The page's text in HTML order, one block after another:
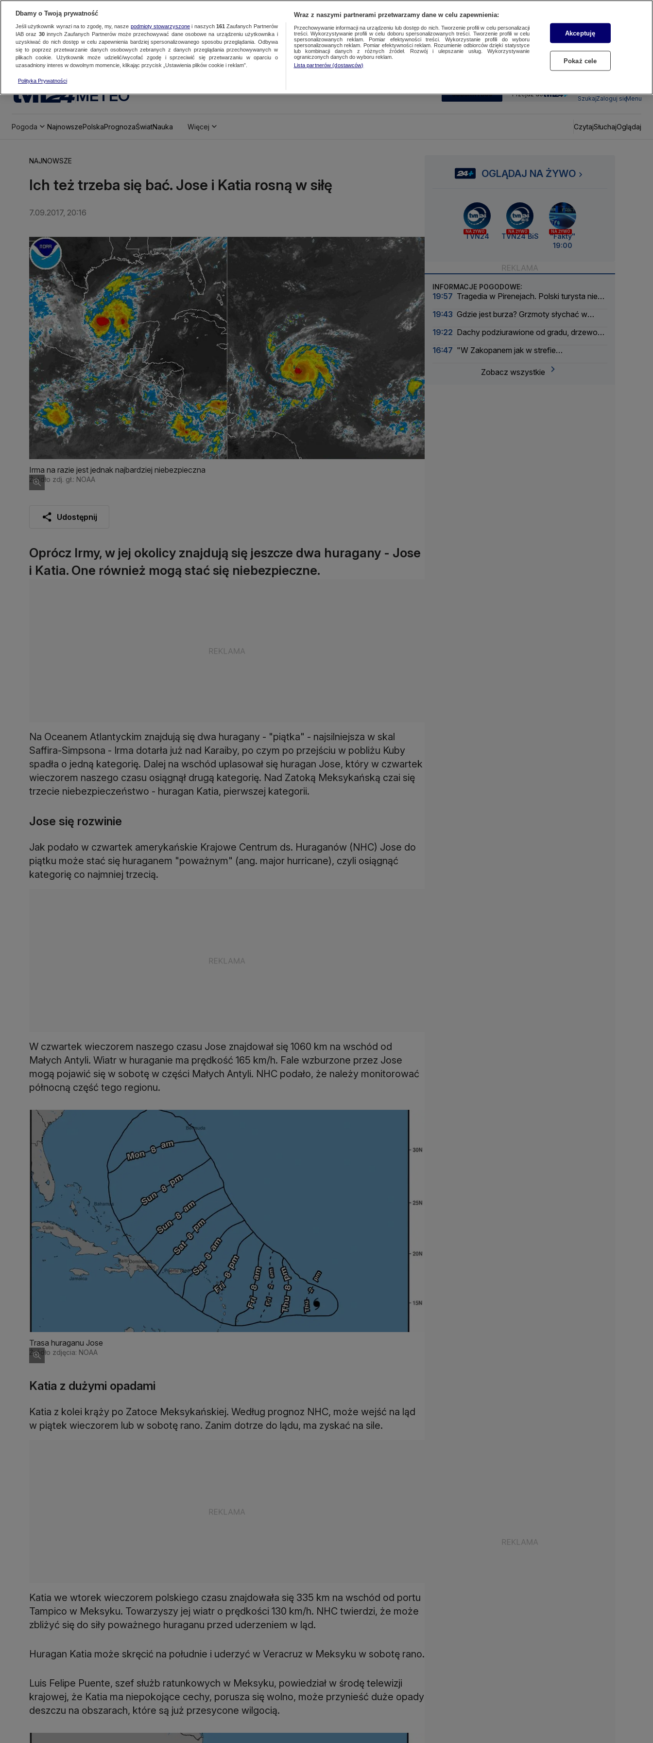
METEO SUBSKRYBUJ Przejdź do
SzukajZaloguj sięMenu
Pogoda NajnowszePolskaPrognozaŚwiatNauka Więcej CzytajSłuchajOglądaj
NAJNOWSZE
Ich też trzeba się bać. Jose i Katia rosną w siłę
7.09.2017, 20:16
Irma na razie jest jednak najbardziej niebezpieczna
Źródło zdj. gł.: NOAA
Udostępnij
Oprócz Irmy, w jej okolicy znajdują się jeszcze dwa huragany - Jose
i Katia. One również mogą stać się niebezpieczne.
Na Oceanem Atlantyckim znajdują się dwa huragany - "piątka" - najsilniejsza w skal
Saffira-Simpsona - Irma dotarła już nad Karaiby, po czym po przejściu w pobliżu Kuby
spadła o jedną kategorię. Dalej na wschód uplasował się huragan Jose, który w czwartek
wieczorem naszego czasu osiągnął drugą kategorię. Nad Zatoką Meksykańską czai się
trzecie niebezpieczeństwo - huragan Katia, pierwszej kategorii.
Jose się rozwinie
Jak podało w czwartek amerykańskie Krajowe Centrum ds. Huraganów (NHC) Jose do
piątku może stać się huraganem "poważnym" (ang. major hurricane), czyli osiągnąć
kategorię co najmniej trzecią.
W czwartek wieczorem naszego czasu Jose znajdował się 1060 km na wschód od
Małych Antyli. Wiatr w huraganie ma prędkość 165 km/h. Fale wzburzone przez Jose
mogą pojawić się w sobotę w części Małych Antyli. NHC podało, że należy monitorować
północną część tego regionu.
Trasa huraganu Jose
Źródło zdjęcia: NOAA
Katia z dużymi opadami
Katia z kolei krąży po Zatoce Meksykańskiej. Według prognoz NHC, może wejść na ląd
w piątek wieczorem lub w sobotę rano. Zanim dotrze do lądu, ma zyskać na sile.
Katia we wtorek wieczorem polskiego czasu znajdowała się 335 km na wschód od portu
Tampico w Meksyku. Towarzyszy jej wiatr o prędkości 130 km/h. NHC twierdzi, że może
zbliżyć się do siły poważnego huraganu przed uderzeniem w ląd.
Huragan Katia może skręcić na południe i uderzyć w Veracruz w Meksyku w sobotę rano.
Luis Felipe Puente, szef służb ratunkowych w Meksyku, powiedział w środę telewizji
krajowej, że Katia ma niepokojące cechy, porusza się wolno, może przynieść duże opady
deszczu na obszarach, które są już przesycone wilgocią.
OGLĄDAJ NA ŻYWO
NA ŻYWO
TVN24
NA ŻYWO
TVN24 BiS
NA ŻYWO
"Fakty"
19:00
INFORMACJE POGODOWE:
19:57 Tragedia w Pirenejach. Polski turysta nie
19:43 Gdzie jest burza? Grzmoty słychać w
19:22 Dachy podziurawione od gradu, drzewo
16:47 "W Zakopanem jak w strefie
Zobacz wszystkie
Dbamy o Twoją prywatność
Jeśli użytkownik wyrazi na to zgodę, my, nasze podmioty stowarzyszonei naszych 161 Zaufanych Partnerów
IAB oraz 30innych Zaufanych Partnerów może przechowywać dane osobowe na urządzeniu użytkownika i
uzyskiwać do nich dostęp w celu zapewnienia bardziej spersonalizowanego sposobu przeglądania. Odbywa
się to poprzez przetwarzanie danych osobowych zebranych z danych przeglądania przechowywanych w
plikach cookie. Użytkownik może udzielić/wycofać zgodę i sprzeciwić się przetwarzaniu w oparciu o
uzasadniony interes w dowolnym momencie, klikając przycisk „Ustawienia plików cookie i reklam”.
Polityka Prywatności
Wraz z naszymi partnerami przetwarzamy dane w celu zapewnienia:
Przechowywanie informacji na urządzeniu lub dostęp do nich. Tworzenie profili w celu personalizacji
treści. Wykorzystywanie profili w celu doboru spersonalizowanych treści. Tworzenie profili w celu
spersonalizowanych reklam. Pomiar efektywności treści. Wykorzystanie profili do wyboru
spersonalizowanych reklam. Pomiar efektywności reklam. Rozumienie odbiorców dzięki statystyce
lub kombinacji danych z różnych źródeł. Rozwój i ulepszanie usług. Wykorzystywanie
ograniczonych danych do wyboru reklam.
Lista partnerów (dostawców)
Akceptuję
Pokaż cele